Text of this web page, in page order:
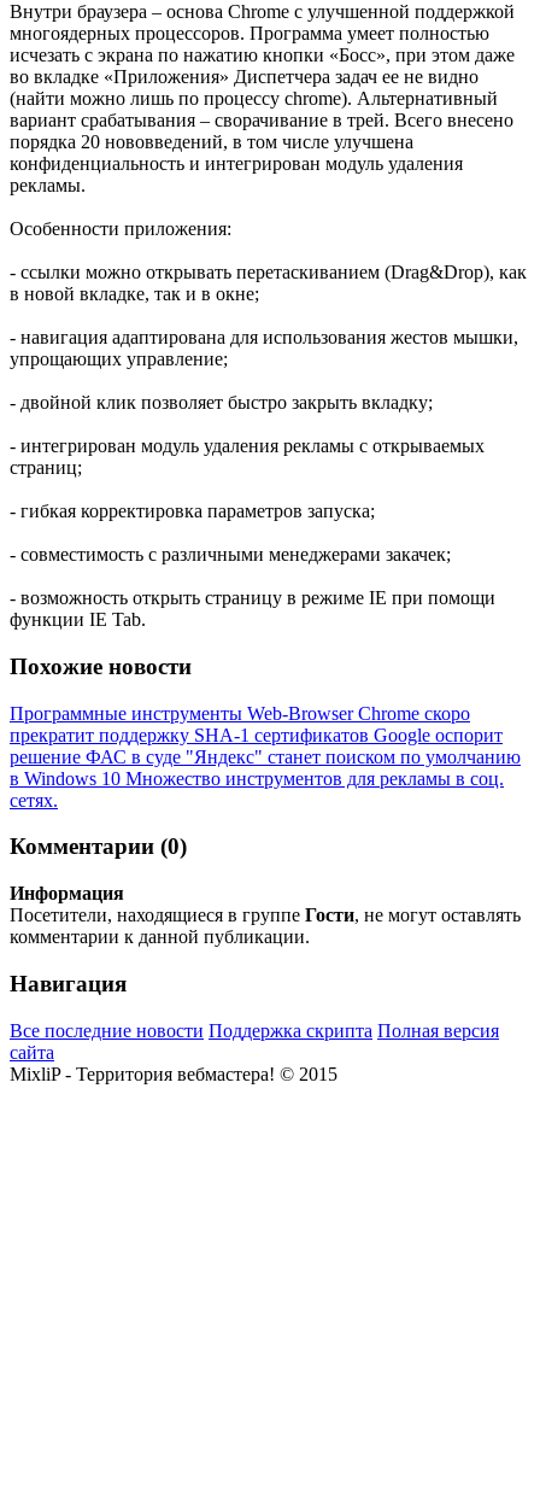
Внутри браузера – основа Chrome с улучшенной поддержкой
многоядерных процессоров. Программа умеет полностью
исчезать с экрана по нажатию кнопки «Босс», при этом даже
во вкладке «Приложения» Диспетчера задач ее не видно
(найти можно лишь по процессу chrome). Альтернативный
вариант срабатывания – сворачивание в трей. Всего внесено
порядка 20 нововведений, в том числе улучшена
конфиденциальность и интегрирован модуль удаления
рекламы.
Особенности приложения:
- ссылки можно открывать перетаскиванием (Drag&Drop), как
в новой вкладке, так и в окне;
- навигация адаптирована для использования жестов мышки,
упрощающих управление;
- двойной клик позволяет быстро закрыть вкладку;
- интегрирован модуль удаления рекламы с открываемых
страниц;
- гибкая корректировка параметров запуска;
- совместимость с различными менеджерами закачек;
- возможность открыть страницу в режиме IE при помощи
функции IE Tab.
Похожие новости
Программные инструменты Web-BrowserChrome скоро
прекратит поддержку SHA-1 сертификатов Google оспорит
решение ФАС в суде "Яндекс" станет поиском по умолчанию
в Windows 10 Множество инструментов для рекламы в соц.
сетях.
Комментарии (0)
Информация
Посетители, находящиеся в группе Гости, не могут оставлять
комментарии к данной публикации.
Навигация
Все последние новости Поддержка скрипта Полная версия
сайта
MixliP - Территория вебмастера! © 2015